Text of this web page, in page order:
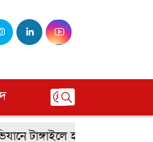
হত্যা ও অপহরণ মামলার দুই